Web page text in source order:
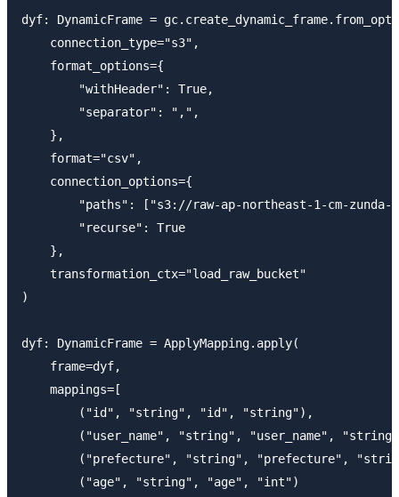
dyf: DynamicFrame =
    connection_type="s3",
    format_options={
        "withHeader": True,
        "separator": ",",
    },
    format="csv",
    connection_options={
"paths": ["s3://raw-ap-northeast-1-cm-zunda-
        "recurse": True
    },
    transformation_ctx="load_raw_bucket"
)
dyf: DynamicFrame = ApplyMapping.apply(
    frame=dyf,
    mappings=[
        ("id", "string", "id", "string"),
("user_name", "string", "user_name",
("prefecture", "string", "prefecture",
        ("age", "string", "age", "int")